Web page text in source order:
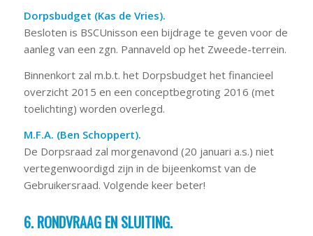
Dorpsbudget (Kas de Vries).
Besloten is BSCUnisson een bijdrage te geven voor de
aanleg van een zgn. Pannaveld op het Zweede-terrein.
Binnenkort zal m.b.t. het Dorpsbudget het financieel
overzicht 2015 en een conceptbegroting 2016 (met
toelichting) worden overlegd.
M.F.A. (Ben Schoppert).
De Dorpsraad zal morgenavond (20 januari a.s.) niet
vertegenwoordigd zijn in de bijeenkomst van de
Gebruikersraad. Volgende keer beter!
6. RONDVRAAG EN SLUITING.